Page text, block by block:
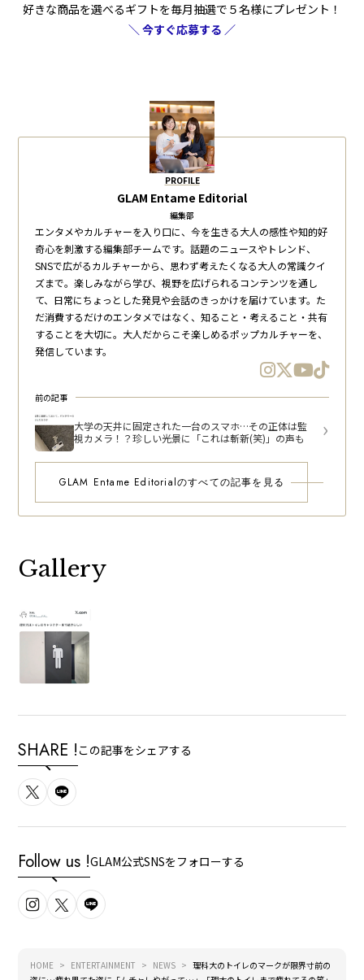
好きな商品を選べるギフトを毎月抽選で５名様にプレゼント！
＼ 今すぐ応募する ／
PROFILE
GLAM Entame Editorial
編集部
エンタメやカルチャーを入り口に、今を生きる大人の感性や知的好
奇心を刺激する編集部チームです。話題のニュースやトレンド、
SNSで広がるカルチャーから、思わず考えたくなる大人の常識クイ
ズまで。楽しみながら学び、視野を広げられるコンテンツを通し
て、日常にちょっとした発見や会話のきっかけを届けています。た
だ消費するだけのエンタメではなく、知ること・考えること・共有
することを大切に。大人だからこそ楽しめるポップカルチャーを、
発信しています。
前の記事
大学の天井に固定された一台のスマホ…その正体は監
視カメラ！？珍しい光景に「これは斬新(笑)」の声も
GLAM Entame Editorialのすべての記事を見る
Gallery
SHARE ! この記事をシェアする
Follow us !GLAM公式SNSをフォローする
HOME ENTERTAINMENT NEWS
理科大のトイレのマークが限界寸前の